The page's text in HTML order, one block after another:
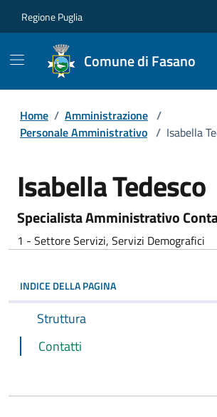
Regione Puglia
Comune di Fasano
Home / Amministrazione /
Personale Amministrativo / Isabella
Isabella Tedesco
Specialista Amministrativo
1 - Settore Servizi, Servizi Demografici
INDICE DELLA PAGINA
Struttura
Contatti